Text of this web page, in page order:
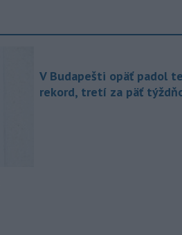
V Budapešti opäť padol
rekord, tretí za päť